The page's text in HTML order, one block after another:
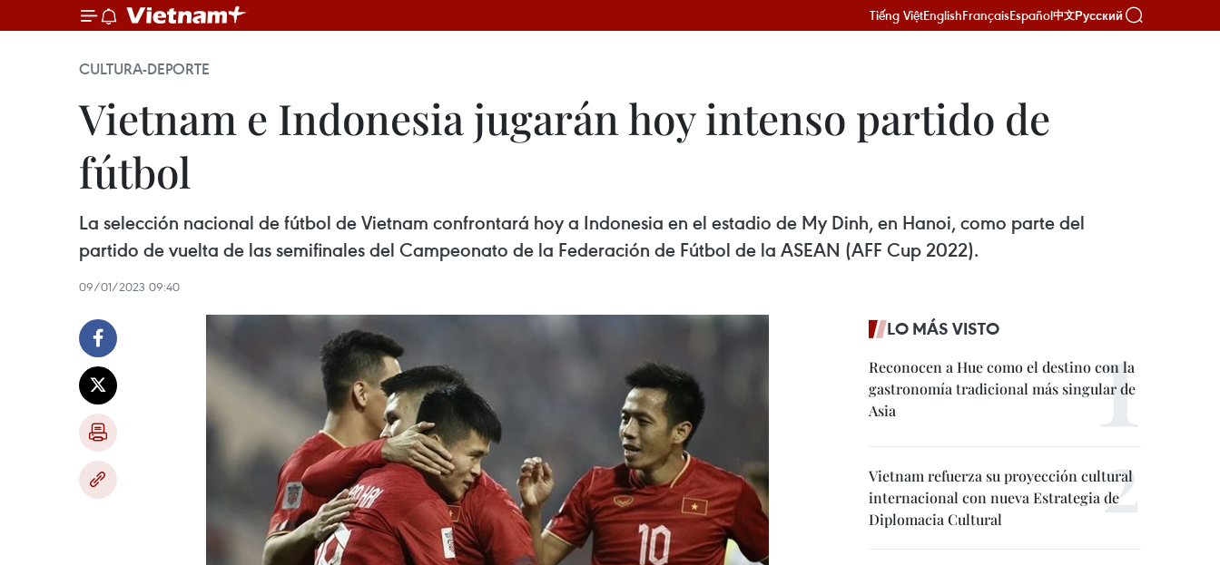
Tiếng ViệtEnglishFrançaisEspañol中文Русский
CULTURA-DEPORTE
Vietnam e Indonesia jugarán hoy intenso partido de
fútbol
La selección nacional de fútbol de Vietnam confrontará hoy a Indonesia en el estadio de My Dinh, en Hanoi, como parte del
partido de vuelta de las semifinales del Campeonato de la Federación de Fútbol de la ASEAN (AFF Cup 2022).
09/01/2023 09:40
LO MÁS VISTO
Reconocen a Hue como el destino con la
gastronomía tradicional más singular de
Asia
Vietnam refuerza su proyección cultural
internacional con nueva Estrategia de
Diplomacia Cultural